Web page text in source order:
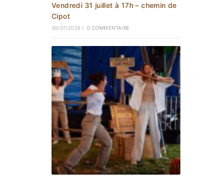
Vendredi 31 juillet à 17h – chemin de
Cipot
30/07/2026 / 0 COMMENTAIRE